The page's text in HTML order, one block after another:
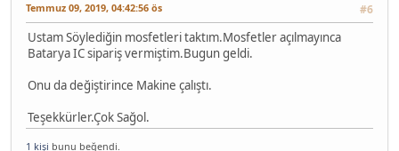
Temmuz 09, 2019, 04:42:56 ös #6
Ustam Söylediğin mosfetleri taktım.Mosfetler açılmayınca
Batarya IC sipariş vermiştim.Bugun geldi.
Onu da değiştirince Makine çalıştı.
Teşekkürler.Çok Sağol.
1 kişi bunu beğendi.